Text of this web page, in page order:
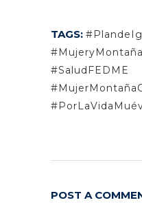
TAGS:
#SaludFEDME
POST A